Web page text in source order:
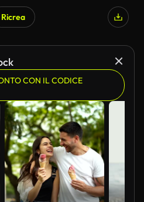
Ricrea
CON IL CODICE